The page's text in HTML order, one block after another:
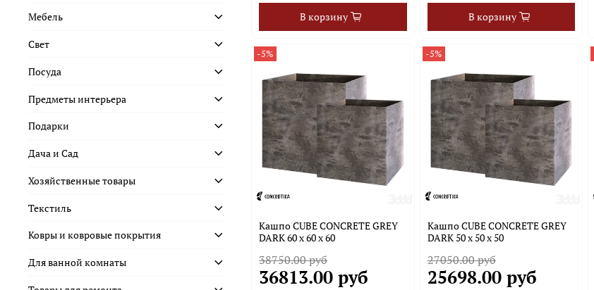
В корзину В корзину
-5%
Кашпо CUBE CONCRETE GREY
DARK 60 x 60 x 60
38750.00 руб
36813.00 руб
-5%
Кашпо CUBE CONCRETE GREY
DARK 50 x 50 x 50
27050.00 руб
25698.00 руб
Мебель
Свет
Посуда
Предметы интерьера
Подарки
Дача и Сад
Хозяйственные товары
Текстиль
Ковры и ковровые покрытия
Для ванной комнаты